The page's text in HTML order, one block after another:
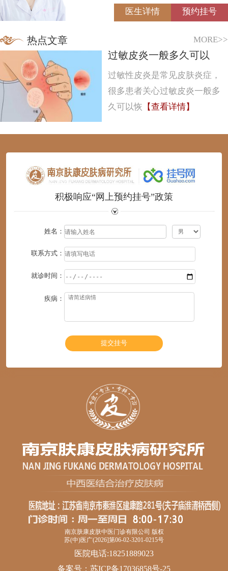
医生详情 预约挂号
热点文章 MORE>>
过敏皮炎一般多久可以
过敏性皮炎是常见皮肤炎症，
很多患者关心过敏皮炎一般多
久可以恢 【查看详情】
123456
积极响应“网上预约挂号”政策
姓名：
联系方式：
就诊时间：
疾病：
南京肤康皮肤中医门诊有限公司 版权
苏(中)医广(2026]第06-02-3201-0215号
医院电话:18251889023
备案号： 苏ICP备17036858号-25